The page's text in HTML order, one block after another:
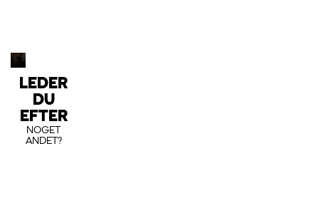
LEDER
DU
EFTER
NOGET
ANDET?